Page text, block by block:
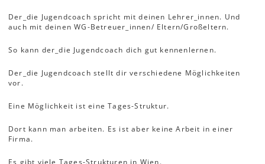
Der_die Jugendcoach spricht mit deinen Lehrer_innen. Und
auch mit deinen WG-Betreuer_innen/ Eltern/Großeltern.
So kann der_die Jugendcoach dich gut kennenlernen.
Der_die Jugendcoach stellt dir verschiedene Möglichkeiten
vor.
Eine Möglichkeit ist eine Tages-Struktur.
Dort kann man arbeiten. Es ist aber keine Arbeit in einer
Firma.